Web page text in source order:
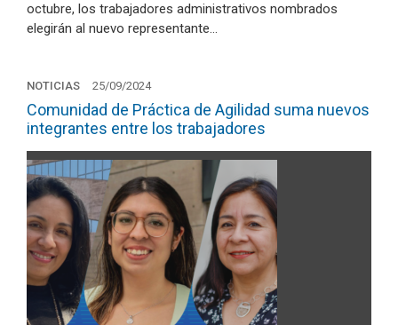
octubre, los trabajadores administrativos nombrados
elegirán al nuevo representante…
NOTICIAS 25/09/2024
Comunidad de Práctica de Agilidad suma nuevos
integrantes entre los trabajadores